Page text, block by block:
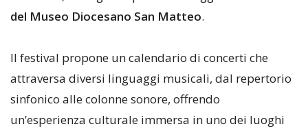
del Museo Diocesano San Matteo.
Il festival propone un calendario di concerti che
attraversa diversi linguaggi musicali, dal repertorio
sinfonico alle colonne sonore, offrendo
un’esperienza culturale immersa in uno dei luoghi